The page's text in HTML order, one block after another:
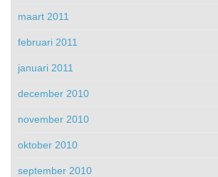
maart 2011
februari 2011
januari 2011
december 2010
november 2010
oktober 2010
september 2010